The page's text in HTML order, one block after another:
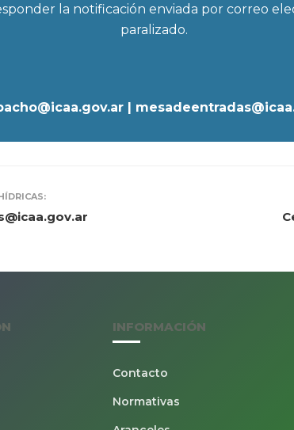
la notificación enviada por correo
paralizado.
|
INFORMACIÓN
Contacto
Normativas